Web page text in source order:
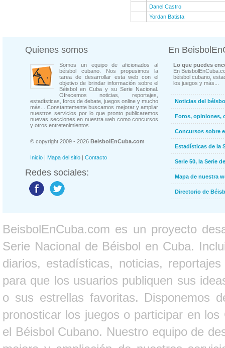
Danel Castro
Yordan Batista
Quienes somos
Somos un equipo de aficionados al
béisbol cubano. Nos propusimos la
tarea de desarrollar esta web con el
objetivo de brindar información sobre el
Béisbol en Cuba y su Serie Nacional.
Ofrecemos noticias, reportajes,
estadísticas, foros de debate, juegos online y mucho
más... Constantemente buscamos mejorar y ampliar
nuestros servicios por lo que pronto publicaremos
nuevas secciones en nuestra web como concursos
y otros entretenimientos.
© copyright 2009 - 2026 BeisbolEnCuba.com
Inicio | Mapa del sitio | Contacto
Redes sociales:
En
Lo que puedes
En
béisbol cubano,
los juegos y más...
Noticias del
Foros, opiniones,
Concursos sobre
Estadísticas de la
Serie 50, la Serie
Mapa de nuestra
Directorio de
BeisbolEnCuba.com es un proyecto
Serie Nacional de Béisbol en Cuba.
diarios, estadísticas, noticias,
para que los usuarios publiquen sus
o sus estrellas favoritas. Disponemos
pronosticar los juegos o participar en
el Béisbol Cubano. Nuestro equipo de